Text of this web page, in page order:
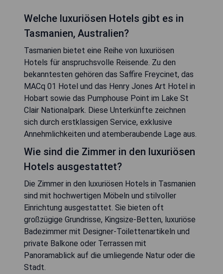
Welche luxuriösen Hotels gibt es in
Tasmanien, Australien?
Tasmanien bietet eine Reihe von luxuriösen
Hotels für anspruchsvolle Reisende. Zu den
bekanntesten gehören das Saffire Freycinet, das
MACq 01 Hotel und das Henry Jones Art Hotel in
Hobart sowie das Pumphouse Point im Lake St
Clair Nationalpark. Diese Unterkünfte zeichnen
sich durch erstklassigen Service, exklusive
Annehmlichkeiten und atemberaubende Lage aus.
Wie sind die Zimmer in den luxuriösen
Hotels ausgestattet?
Die Zimmer in den luxuriösen Hotels in Tasmanien
sind mit hochwertigen Möbeln und stilvoller
Einrichtung ausgestattet. Sie bieten oft
großzügige Grundrisse, Kingsize-Betten, luxuriöse
Badezimmer mit Designer-Toilettenartikeln und
private Balkone oder Terrassen mit
Panoramablick auf die umliegende Natur oder die
Stadt.